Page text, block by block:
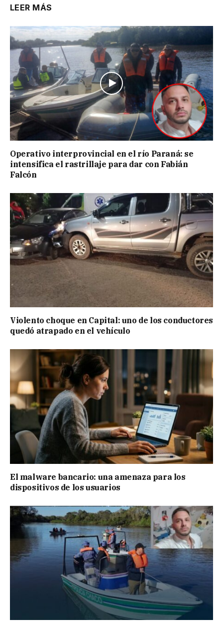
LEER MÁS
Operativo interprovincial en el río Paraná: se
intensifica el rastrillaje para dar con Fabián
Falcón
Violento choque en Capital: uno de los conductores
quedó atrapado en el vehículo
El malware bancario: una amenaza para los
dispositivos de los usuarios